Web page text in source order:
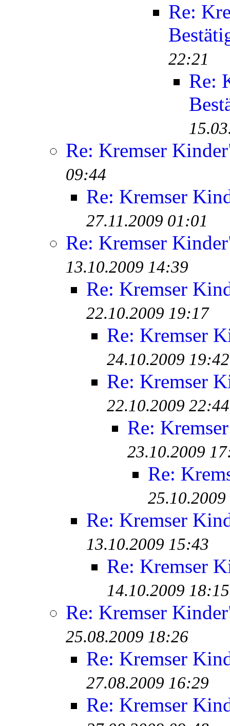
Re:
22:21
Re:
Re: Kremser
09:44
Re: Kremser
27.11.2009 01:01
Re: Kremser
13.10.2009 14:39
Re: Kremser
22.10.2009 19:17
Re: Kremser
24.10.2009 19:42
Re: Kremser
22.10.2009 22:44
Re:
23.10.2009
Re:
Re: Kremser
13.10.2009 15:43
Re: Kremser
14.10.2009 18:15
Re: Kremser
25.08.2009 18:26
Re: Kremser
27.08.2009 16:29
Re: Kremser